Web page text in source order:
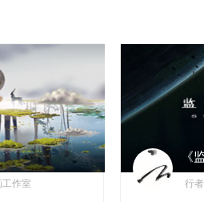
作室
《
行